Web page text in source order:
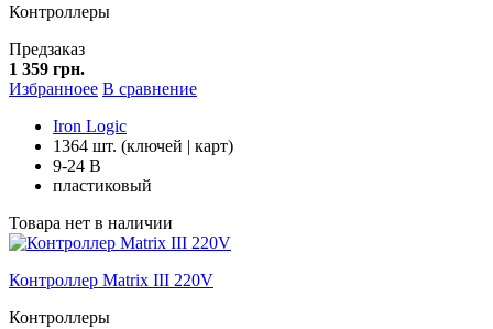
Контроллеры
Предзаказ
1 359 грн.
Избранноее В сравнение
Iron Logic
1364 шт. (ключей | карт)
9-24 В
пластиковый
Товара нет в наличии
Контроллер Matrix III 220V
Контроллеры